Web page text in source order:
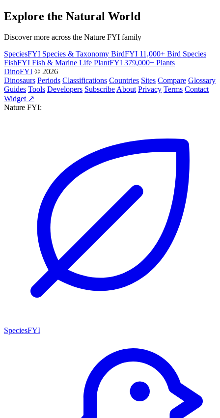
Explore the Natural World
Discover more across the Nature FYI family
SpeciesFYI Species & Taxonomy BirdFYI 11,000+ Bird Species
FishFYI Fish & Marine Life PlantFYI 379,000+ Plants
DinoFYI © 2026
Dinosaurs Periods Classifications Countries Sites Compare Glossary
Guides Tools Developers Subscribe About Privacy Terms Contact
Widget ↗
Nature FYI:
SpeciesFYI